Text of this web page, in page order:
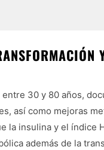
30 y 80 años,
así como mejoras
la insulina y el índice
además de la